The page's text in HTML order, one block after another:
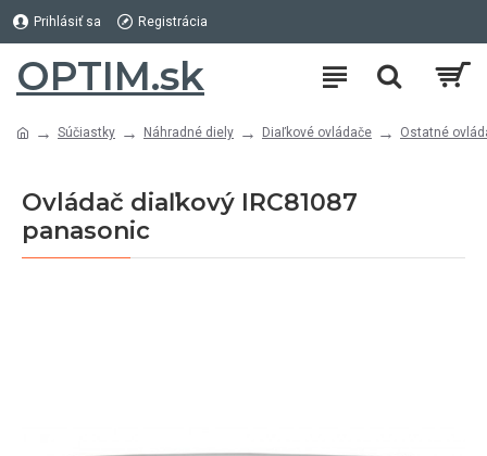
Prihlásiť sa Registrácia
OPTIM.sk
Súčiastky Náhradné diely Diaľkové ovládače Ostatné
Ovládač diaľkový IRC81087
panasonic